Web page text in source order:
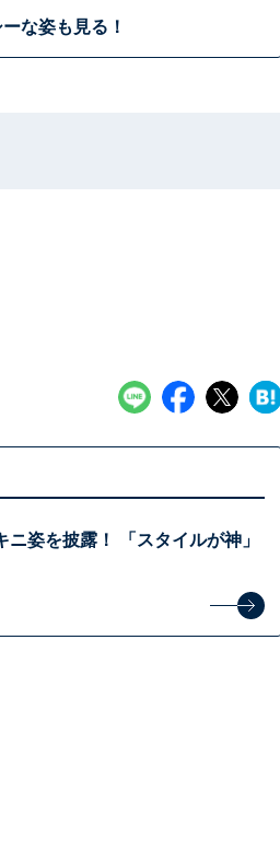
な姿も見る！
姿を披露！ 「スタイルが神」